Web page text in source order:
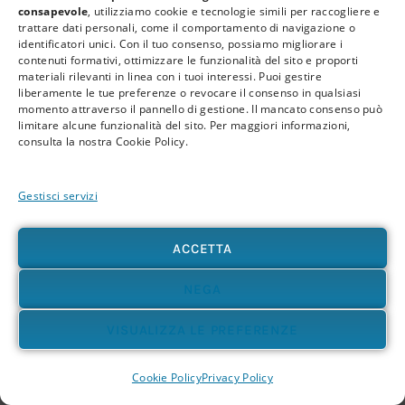
consapevole, utilizziamo cookie e tecnologie simili per raccogliere e
trattare dati personali, come il comportamento di navigazione o
identificatori unici. Con il tuo consenso, possiamo migliorare i
contenuti formativi, ottimizzare le funzionalità del sito e proporti
materiali rilevanti in linea con i tuoi interessi. Puoi gestire
liberamente le tue preferenze o revocare il consenso in qualsiasi
momento attraverso il pannello di gestione. Il mancato consenso può
limitare alcune funzionalità del sito. Per maggiori informazioni,
consulta la nostra Cookie Policy.
Gestisci servizi
ACCETTA
NEGA
VISUALIZZA LE PREFERENZE
Cookie PolicyPrivacy Policy
e territoriale.
Associazioni culturali, enti del terzo settore,
centri sociali, realtà educative, gruppi locali e
comunità possono accogliere progetti di
educazione al benessere.
In questi contesti il Naturopata Evolutivo può
proporre attività su:
stile di vita consapevole;